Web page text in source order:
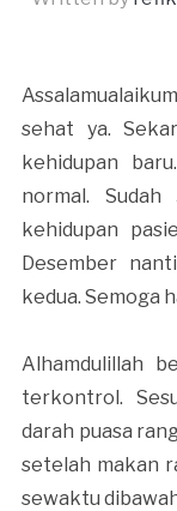
sehat ya.
kehidupan
normal.
kehidupan
Desember
kedua. Semoga
Alhamdulillah
terkontrol.
darah puasa
setelah makan
sewaktu